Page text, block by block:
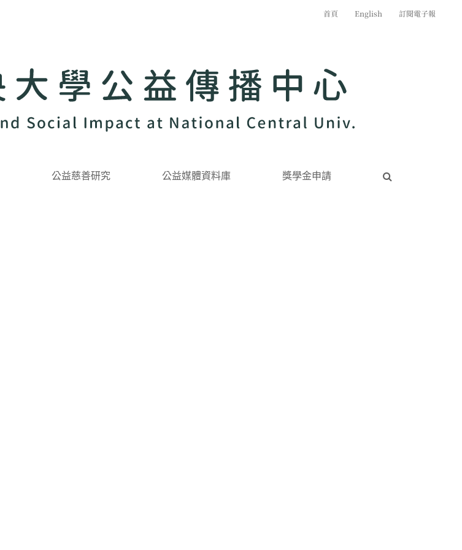
首頁 English 訂閱電子報
公益慈善研究 公益媒體資料庫 獎學金申請